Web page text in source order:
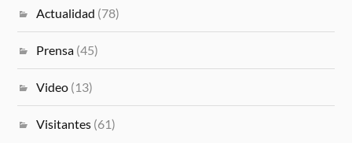
Actualidad (78)
Prensa (45)
Video (13)
Visitantes (61)